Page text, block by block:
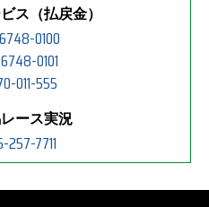
ス（払戻金）
0100
0101
011-555
ース実況
257-7711